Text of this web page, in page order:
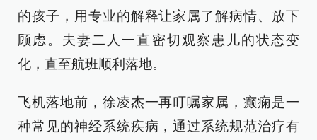
的孩子，用专业的解释让家属了解病情、放下
顾虑。夫妻二人一直密切观察患儿的状态变
化，直至航班顺利落地。
飞机落地前，徐凌杰一再叮嘱家属，癫痫是一
种常见的神经系统疾病，通过系统规范治疗有